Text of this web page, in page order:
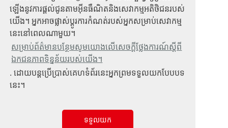
ឡើងនូវការផ្តល់ជូនតាមអ៊ីនធឺណិតនិងសេវាកម្មអតិថិជនរបស់
យើង។ អ្នកអាចផ្លាស់ប្តូរការកំណត់របស់អ្នកសម្រាប់សេវាកម្ម
នេះនៅពេលណាមួយ។
សម្រាប់ព័ត៌មានបន្ថែមសូមយោងលើសេចក្តីថ្លែងការណ៍ស្តីពី
ឯកជនភាពទិន្នន័យរបស់យើង។
. ដោយបន្តប្រើប្រាស់គេហទំព័រនេះអ្នកព្រមទទួលយកបែបបទ
នេះ។
ទទួលយក